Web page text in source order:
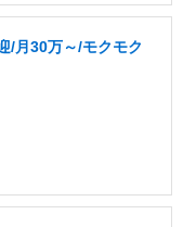
/月30万～/モクモク